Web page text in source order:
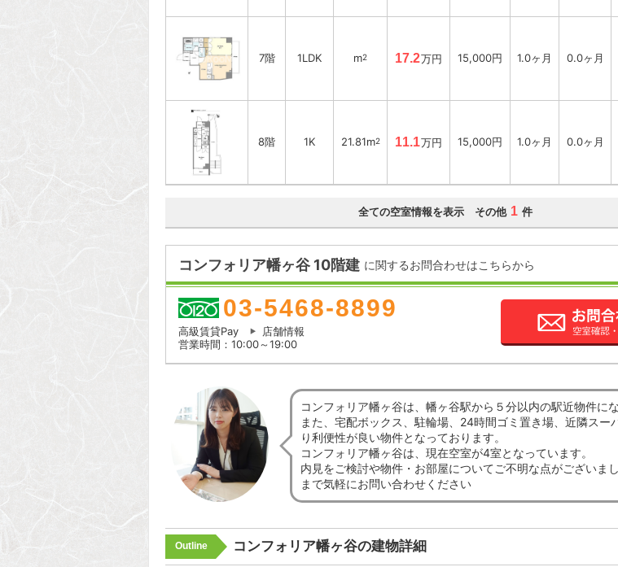
7階 1LDK m2 17.2万円 15,000円 1.0ヶ月 0.0ヶ月
8階 1K 21.81m2 11.1万円 15,000円 1.0ヶ月 0.0ヶ月
全ての空室情報を表示 その他 1 件
コンフォリア幡ヶ谷 10階建 に関するお問合わせはこちらから
03-5468-8899
高級賃貸Pay
店舗情報
営業時間：10:00～19:00
コンフォリア幡ヶ谷は、幡ヶ谷駅から５分以内の駅近物件にな
また、宅配ボックス、駐輪場、24時間ゴミ置き場、近隣スー
り利便性が良い物件となっております。
コンフォリア幡ヶ谷は、現在空室が4室となっています。
内見をご検討や物件・お部屋についてご不明な点がございま
まで気軽にお問い合わせください
Outline コンフォリア幡ヶ谷の建物詳細